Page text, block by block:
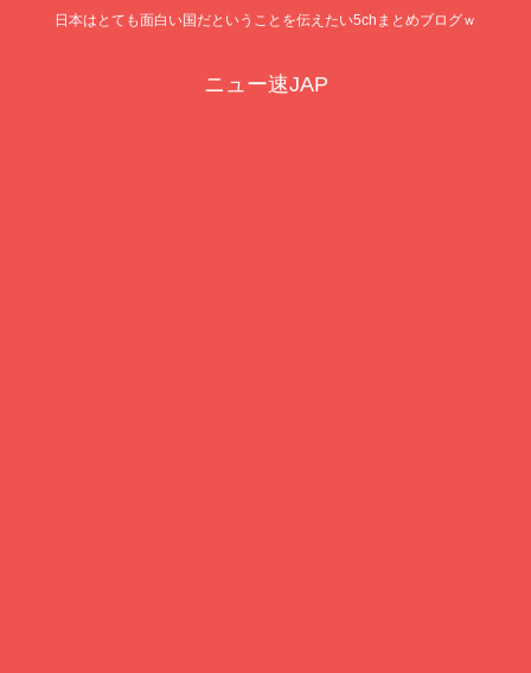
日本はとても面白い国だということを伝えたい5chまとめブログｗ
ニュー速JAP